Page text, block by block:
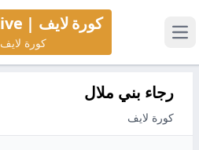
كورة لايف | Koora Live
كورة لايف
رجاء بني ملال
كورة لايف